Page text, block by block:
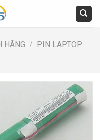
HÃNG / PIN LAPTOP